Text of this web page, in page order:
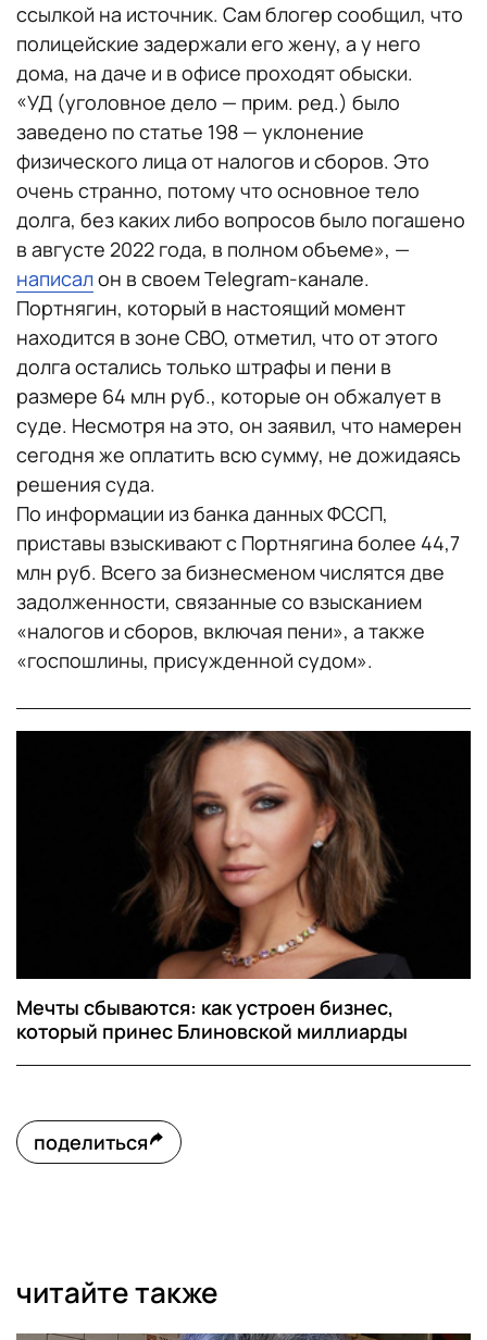
ссылкой на источник. Сам блогер сообщил, что
полицейские задержали его жену, а у него
дома, на даче и в офисе проходят обыски.
«УД (уголовное дело — прим. ред.) было
заведено по статье 198 — уклонение
физического лица от налогов и сборов. Это
очень странно, потому что основное тело
долга, без каких либо вопросов было погашено
в августе 2022 года, в полном объеме», —
написалон в своем Telegram-канале.
Портнягин, который в настоящий момент
находится в зоне СВО, отметил, что от этого
долга остались только штрафы и пени в
размере 64 млн руб., которые он обжалует в
суде. Несмотря на это, он заявил, что намерен
сегодня же оплатить всю сумму, не дожидаясь
решения суда.
По информации из банка данных ФССП,
приставы взыскивают с Портнягина более 44,7
млн руб. Всего за бизнесменом числятся две
задолженности, связанные со взысканием
«налогов и сборов, включая пени», а также
«госпошлины, присужденной судом».
Мечты сбываются: как устроен бизнес,
который принес Блиновской миллиарды
поделиться
читайте также